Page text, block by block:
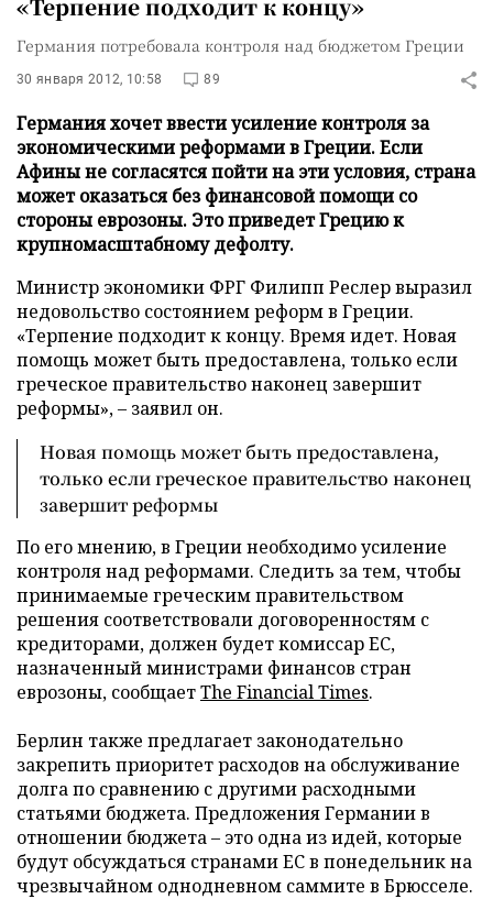
«Терпение подходит к концу»
Германия потребовала контроля над бюджетом Греции
30 января 2012, 10:58 89
Германия хочет ввести усиление контроля за
экономическими реформами в Греции. Если
Афины не согласятся пойти на эти условия, страна
может оказаться без финансовой помощи со
стороны еврозоны. Это приведет Грецию к
крупномасштабному дефолту.
Министр экономики ФРГ Филипп Реслер выразил
недовольство состоянием реформ в Греции.
«Терпение подходит к концу. Время идет. Новая
помощь может быть предоставлена, только если
греческое правительство наконец завершит
реформы», – заявил он.
Новая помощь может быть предоставлена,
только если греческое правительство наконец
завершит реформы
По его мнению, в Греции необходимо усиление
контроля над реформами. Следить за тем, чтобы
принимаемые греческим правительством
решения соответствовали договоренностям с
кредиторами, должен будет комиссар ЕС,
назначенный министрами финансов стран
еврозоны, сообщаетThe Financial Times.
Берлин также предлагает законодательно
закрепить приоритет расходов на обслуживание
долга по сравнению с другими расходными
статьями бюджета. Предложения Германии в
отношении бюджета – это одна из идей, которые
будут обсуждаться странами ЕС в понедельник на
чрезвычайном однодневном саммите в Брюсселе.